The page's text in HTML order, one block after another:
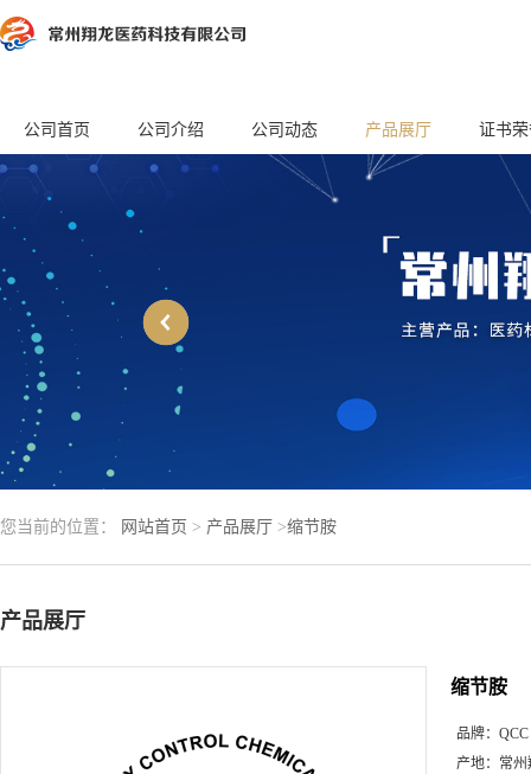
公司首页 公司介绍 公司动态 产品展厅 证书
您当前的位置： 网站首页 > 产品展厅 >缩节胺
产品展厅
缩节胺
品牌： QCC
产地： 常